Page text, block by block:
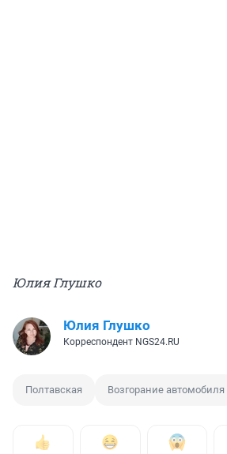
Юлия Глушко
Юлия Глушко
Корреспондент NGS24.RU
Полтавская Возгорание автомобиля